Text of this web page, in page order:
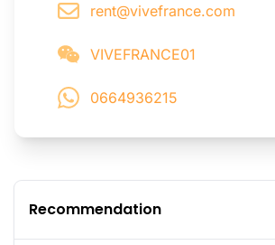
rent@vivefrance.com
VIVEFRANCE01
0664936215
Recommendation